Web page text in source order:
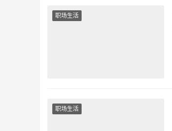
职场生活
职场生活